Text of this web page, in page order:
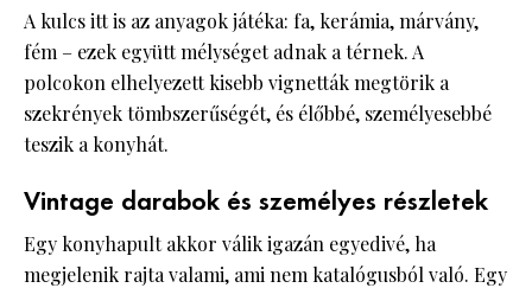
A kulcs itt is az anyagok játéka: fa, kerámia, márvány,
fém – ezek együtt mélységet adnak a térnek. A
polcokon elhelyezett kisebb vignetták megtörik a
szekrények tömbszerűségét, és élőbbé, személyesebbé
teszik a konyhát.
Vintage darabok és személyes részletek
Egy konyhapult akkor válik igazán egyedivé, ha
megjelenik rajta valami, ami nem katalógusból való. Egy